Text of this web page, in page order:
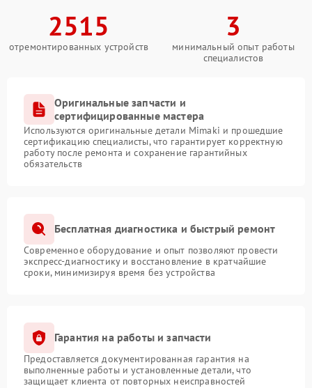
2515
отремонтированных устройств
3
минимальный опыт работы
специалистов
Оригинальные запчасти и
сертифицированные мастера
Используются оригинальные детали Mimaki и прошедшие
сертификацию специалисты, что гарантирует корректную
работу после ремонта и сохранение гарантийных
обязательств
Бесплатная диагностика и быстрый ремонт
Современное оборудование и опыт позволяют провести
экспресс-диагностику и восстановление в кратчайшие
сроки, минимизируя время без устройства
Гарантия на работы и запчасти
Предоставляется документированная гарантия на
выполненные работы и установленные детали, что
защищает клиента от повторных неисправностей